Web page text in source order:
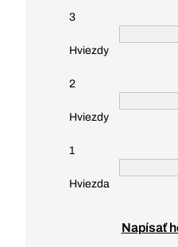
3
Hviezdy
2
Hviezdy
1
Hviezda
Napísať